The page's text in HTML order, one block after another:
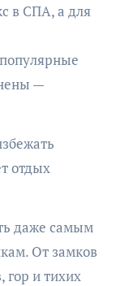
в СПА, а для
—
отдых
даже самым
От замков
гор и тихих